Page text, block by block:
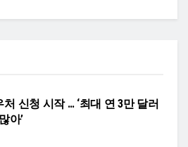
신청 시작 … ‘최대 연 3만 달러
아’